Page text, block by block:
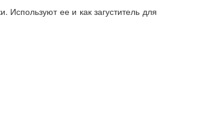
ее и как загуститель для